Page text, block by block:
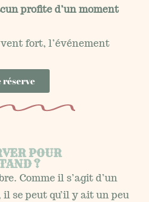
profite d’un moment
fort, l’événement
réserve
POUR
?
Comme il s’agit d’un
se peut qu’il y ait un peu